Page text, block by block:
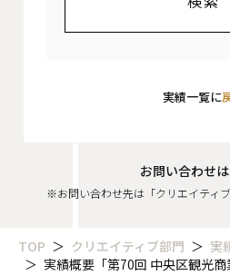
実績一覧に
お問い合わせは
※お問い合わせ先は「クリエイティ
TOP クリエイティブ部門 実
実績概要「第70回 中央区観光商